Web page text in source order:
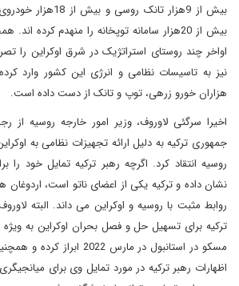
بیش از 9هزار تانک
بیش از 20هزار سامانه توپخانه را منهدم کرده
اواخر چند روستای استراتژیک در شرق اوکراین را
نیز به تاسیسات نظامی و انرژی این کشور وارد
هزاران خورو زرهی، توپ و تانک از دست داده است.
اخیرا سرگئی لاوروف، وزیر امور خارجه روسیه
جمهوری ترکیه به دلیل ارائه تجهیزات نظامی به
روسیه انتقاد کرد. اگرچه رهبر ترکیه تمایل خود را
نشان داده و ترکیه یکی از اعضای ناتو است،
روابط مثبت با روسیه و اوکراین می داند. البته
ترکیه برای تسهیل حل و فصل بحران اوکراین به
مسکو در استانبول در مارس
اظهارات رهبر ترکیه در مورد تمایل وی برای